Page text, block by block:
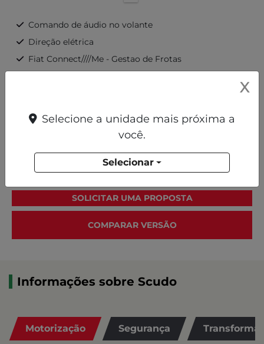
Comando de áudio no volante
Direção elétrica
Fiat Connect////Me - Gestao de Frotas
a partir de R$ 225.990,00
+ Ver mais itens de série
FICHA TÉCNICA
SOLICITAR UMA PROPOSTA
COMPARAR VERSÃO
Informações sobre Scudo
Motorização Segurança
X
Selecione a unidade mais próxima a
você.
Selecionar